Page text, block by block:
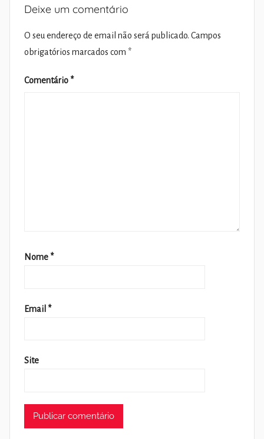
Deixe um comentário
O seu endereço de email não será publicado. Campos
obrigatórios marcados com *
Comentário *
Nome *
Email *
Site